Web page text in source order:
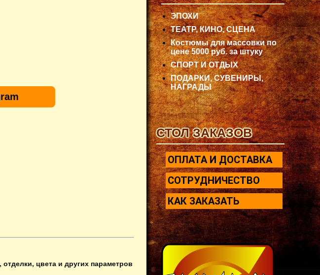
цвета и других параметров
ЭПОХИ
ТЕАТР, КИНО, СЦЕНА
Костюмы для массовки по
цене 5000 руб. за штуку
СПОРТ И ОТДЫХ
ПОДАРКИ, СУВЕНИРЫ,
НАГРАДЫ
СТОЛ ЗАКАЗОВ
ОПЛАТА И ДОСТАВКА
СОТРУДНИЧЕСТВО
КАК ЗАКАЗАТЬ